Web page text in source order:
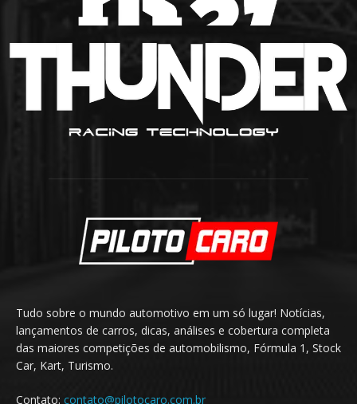
Tudo sobre o mundo automotivo em um só lugar! Notícias,
lançamentos de carros, dicas, análises e cobertura completa
das maiores competições de automobilismo, Fórmula 1, Stock
Car, Kart, Turismo.
Contato: contato@pilotocaro.com.br